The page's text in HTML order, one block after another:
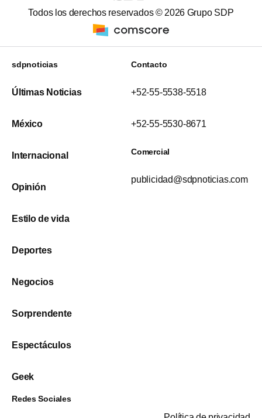
Todos los derechos reservados © 2026 Grupo SDP
sdpnoticias
Últimas Noticias
México
Internacional
Opinión
Estilo de vida
Deportes
Negocios
Sorprendente
Espectáculos
Geek
Contacto
+52-55-5538-5518
+52-55-5530-8671
Comercial
publicidad@sdpnoticias.com
Redes Sociales